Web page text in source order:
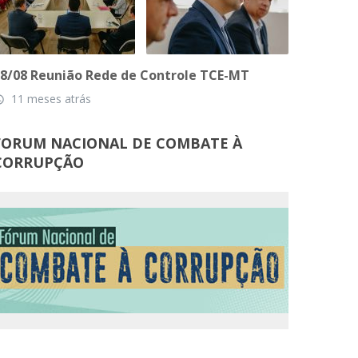
08 Reunião Rede de Controle TCE-MT
11 meses atrás
NACIONAL DE COMBATE À